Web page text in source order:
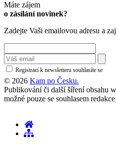
Máte zájem
o zásílání novinek?
Zadejte Vaši emailovou adresu a
Registrací k newsletteru souhlasíte se
© 2026 Kam po Česku.
Publikování či další šíření obsahu
možné pouze se souhlasem